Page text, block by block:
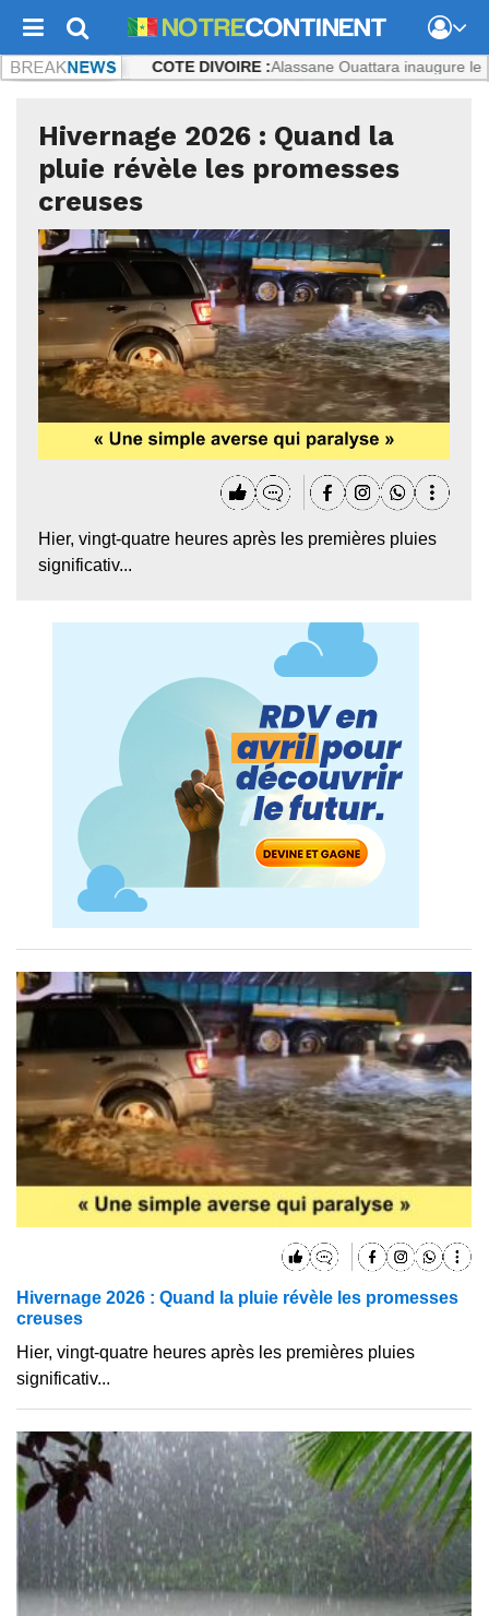
:Alassane Ouattara inaugure le nouveau pont -FRANCE :Le
Hivernage 2026 : Quand la
pluie révèle les promesses
creuses
Hier, vingt-quatre heures après les premières pluies
significativ...
Hivernage 2026 : Quand la pluie révèle les promesses
creuses
Hier, vingt-quatre heures après les premières pluies
significativ...